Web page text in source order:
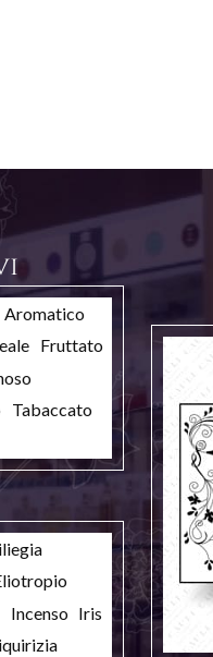
Aromatico
Fruttato
Tabaccato
Incenso Iris